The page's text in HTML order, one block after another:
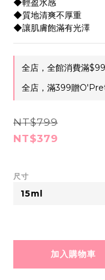
◆輕盈水感
◆質地清爽不厚重
◆讓肌膚飽滿有光澤
全店，全館消費滿
全店，滿399贈
NT$799
NT$379
尺寸
加入購物車